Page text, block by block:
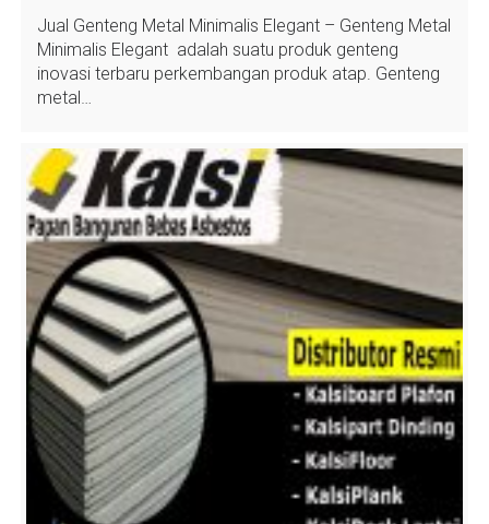
Jual Genteng Metal Minimalis Elegant – Genteng Metal
Minimalis Elegant adalah suatu produk genteng
inovasi terbaru perkembangan produk atap. Genteng
metal…